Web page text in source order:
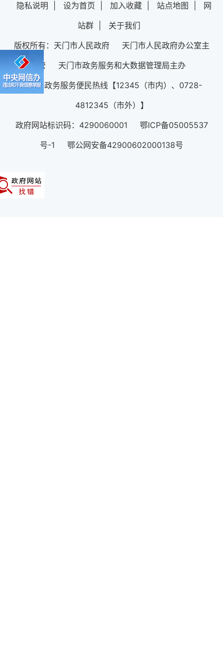
隐私说明 设为首页 加入收藏 站点地图
网
站群
关于我们
版权所有：天门市人民政府 天门市人民政府办公室主
管 天门市政务服务和大数据管理局主办
12345政务服务便民热线【12345（市内）、0728-
4812345（市外）】
政府网站标识码：4290060001 鄂ICP备05005537
号-1 鄂公网安备42900602000138号